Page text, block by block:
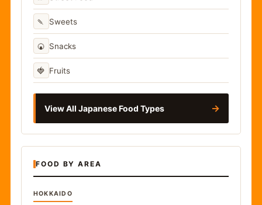
🍡 Sweets
🍘 Snacks
🍓 Fruits
View All Japanese Food Types →
FOOD BY AREA
HOKKAIDO